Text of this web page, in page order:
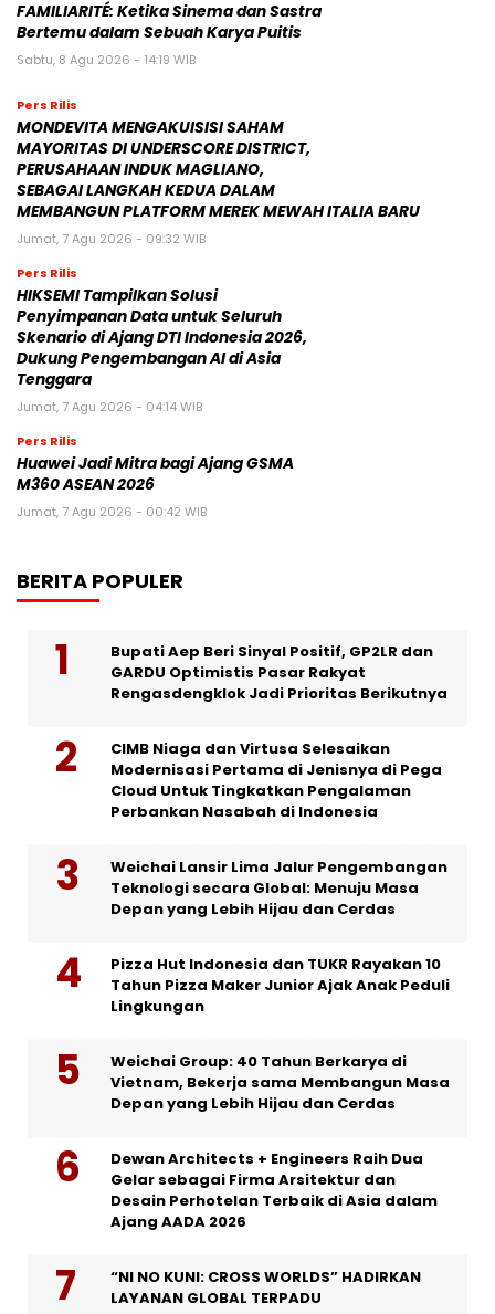
FAMILIARITÉ: Ketika Sinema dan Sastra
Bertemu dalam Sebuah Karya Puitis
Sabtu, 8 Agu 2026 - 14:19 WIB
Pers Rilis
MONDEVITA MENGAKUISISI SAHAM
MAYORITAS DI UNDERSCORE DISTRICT,
PERUSAHAAN INDUK MAGLIANO,
SEBAGAI LANGKAH KEDUA DALAM
MEMBANGUN PLATFORM MEREK MEWAH ITALIA BARU
Jumat, 7 Agu 2026 - 09:32 WIB
Pers Rilis
HIKSEMI Tampilkan Solusi
Penyimpanan Data untuk Seluruh
Skenario di Ajang DTI Indonesia 2026,
Dukung Pengembangan AI di Asia
Tenggara
Jumat, 7 Agu 2026 - 04:14 WIB
Pers Rilis
Huawei Jadi Mitra bagi Ajang GSMA
M360 ASEAN 2026
Jumat, 7 Agu 2026 - 00:42 WIB
BERITA POPULER
Bupati Aep Beri Sinyal Positif, GP2LR dan
GARDU Optimistis Pasar Rakyat
Rengasdengklok Jadi Prioritas Berikutnya
CIMB Niaga dan Virtusa Selesaikan
Modernisasi Pertama di Jenisnya di Pega
Cloud Untuk Tingkatkan Pengalaman
Perbankan Nasabah di Indonesia
Weichai Lansir Lima Jalur Pengembangan
Teknologi secara Global: Menuju Masa
Depan yang Lebih Hijau dan Cerdas
Pizza Hut Indonesia dan TUKR Rayakan 10
Tahun Pizza Maker Junior Ajak Anak Peduli
Lingkungan
Weichai Group: 40 Tahun Berkarya di
Vietnam, Bekerja sama Membangun Masa
Depan yang Lebih Hijau dan Cerdas
Dewan Architects + Engineers Raih Dua
Gelar sebagai Firma Arsitektur dan
Desain Perhotelan Terbaik di Asia dalam
Ajang AADA 2026
“NI NO KUNI: CROSS WORLDS” HADIRKAN
LAYANAN GLOBAL TERPADU